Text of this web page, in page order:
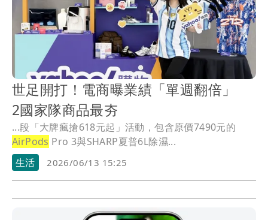
世足開打！電商曝業績「單週翻倍」
2國家隊商品最夯
...段「大牌瘋搶618元起」活動，包含原價7490元的
AirPods Pro 3與SHARP夏普6L除濕...
生活
2026/06/13 15:25